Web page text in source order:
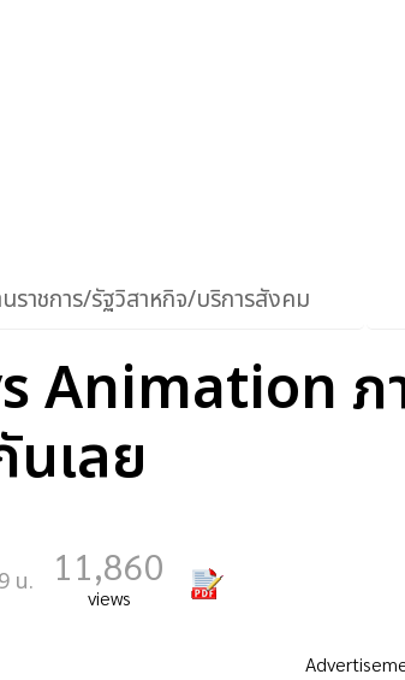
ราชการ/รัฐวิสาหกิจ/บริการสังคม
Animation ภ
เลย
น. 11,860
views